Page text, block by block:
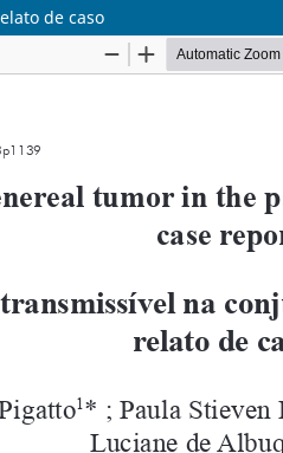
de caso